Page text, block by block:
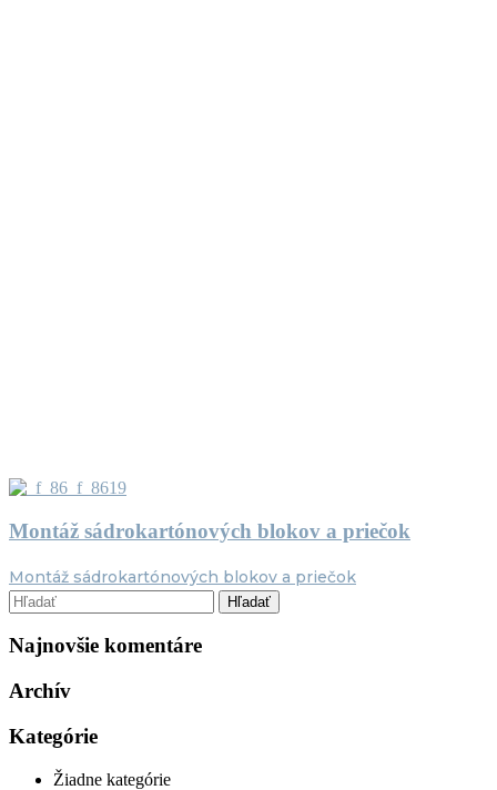
Montáž sádrokartónových blokov a priečok
Montáž sádrokartónových blokov a priečok
Najnovšie komentáre
Archív
Kategórie
Žiadne kategórie